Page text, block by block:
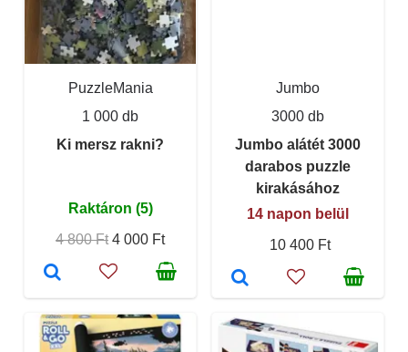
PuzzleMania
1 000 db
Ki mersz rakni?
Raktáron (5)
4 800 Ft 4 000 Ft
Jumbo
3000 db
Jumbo alátét 3000
darabos puzzle
kirakásához
14 napon belül
10 400 Ft